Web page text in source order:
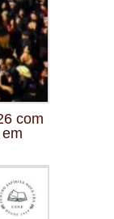
com